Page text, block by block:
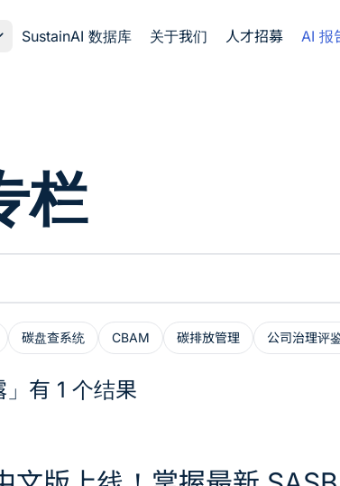
SustainAI 数据库 关于我们 人才招募 AI 报
栏
碳盘查系统 CBAM 碳排放管理 公司治理评
」有 1 个结果